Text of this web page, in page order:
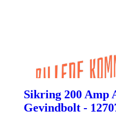
Sikring 200 Amp
Gevindbolt -